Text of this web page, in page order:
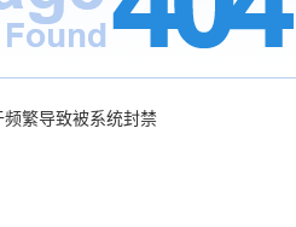
频繁导致被系统封禁